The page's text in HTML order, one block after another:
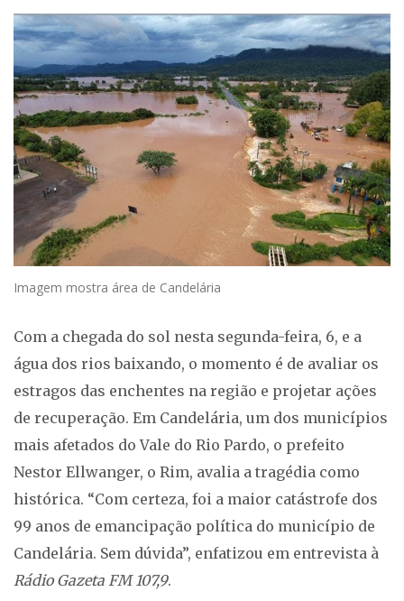
Imagem mostra área de Candelária
Com a chegada do sol nesta segunda-feira, 6, e a
água dos rios baixando, o momento é de avaliar os
estragos das enchentes na região e projetar ações
de recuperação. Em Candelária, um dos municípios
mais afetados do Vale do Rio Pardo, o prefeito
Nestor Ellwanger, o Rim, avalia a tragédia como
histórica. “Com certeza, foi a maior catástrofe dos
99 anos de emancipação política do município de
Candelária. Sem dúvida”, enfatizou em entrevista à
Rádio Gazeta FM 107,9.